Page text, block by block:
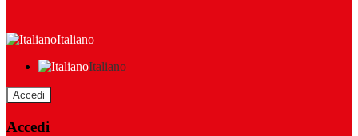
Italiano
Italiano
Accedi
Accedi